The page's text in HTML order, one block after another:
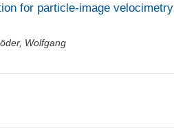
for particle-image velocimetry
Wolfgang